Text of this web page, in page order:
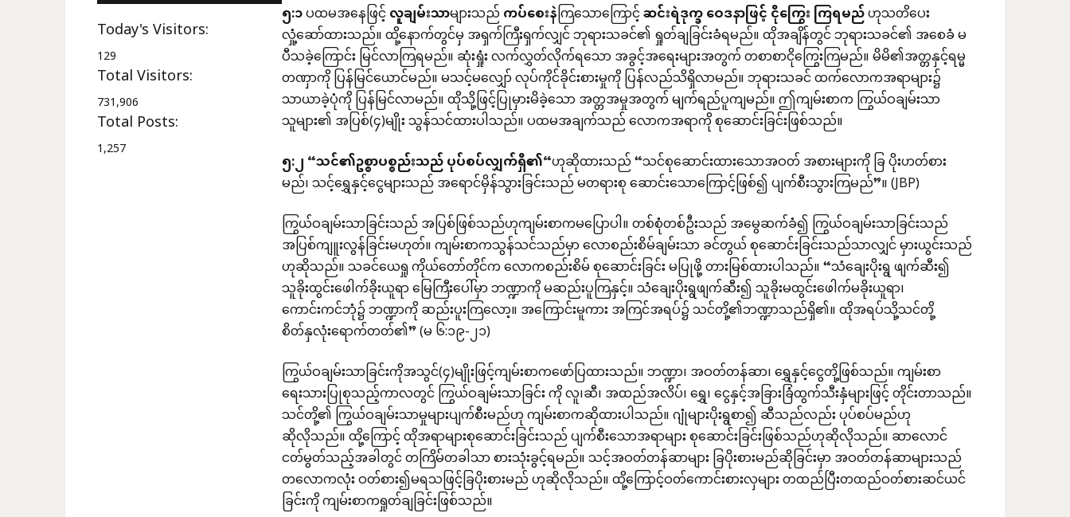
၅:၁ပထမအနေဖြင့်လူချမ်းသာများသည်ကပ်စေးနဲကြသောကြောင့်ဆင်းရဲဒုက္ခဝေဒနာဖြင့်ငိုကြွေးကြရမည်ဟုသတိပေး
လှုံ့ဆော်ထားသည်။ ထို့နောက်တွင်မှ အရှက်ကြီးရှက်လျှင် ဘုရားသခင်၏ ရှုတ်ချခြင်းခံရမည်။ ထိုအချိန်တွင် ဘုရားသခင်၏ အစေခံ မ
ပီသခဲ့ကြောင်း မြင်လာကြရမည်။ ဆုံးရှုံး လက်လွှတ်လိုက်ရသော အခွင့်အရေးများအတွက် တစာစာငိုကြွေးကြမည်။ မိမိ၏အတ္တနှင့်ရမ္မ
တဏှာကို ပြန်မြင်ယောင်မည်။ မသင့်မလျှော် လုပ်ကိုင်ခိုင်းစားမှုကို ပြန်လည်သိရှိလာမည်။ ဘုရားသခင် ထက်လောကအရာများ၌
သာယာခဲ့ပုံကို ပြန်မြင်လာမည်။ ထိုသို့ဖြင့်ပြုမှားမိခဲ့သော အတ္တအမှုအတွက် မျက်ရည်ပူကျမည်။ ဤကျမ်းစာက ကြွယ်ဝချမ်းသာ
သူများ၏ အပြစ်(၄)မျိုး သွန်သင်ထားပါသည်။ ပထမအချက်သည် လောကအရာကို စုဆောင်းခြင်းဖြစ်သည်။
၅:၂“သင်၏ဥစ္စာပစ္စည်းသည်ပုပ်စပ်လျှက်ရှိ၏“ဟုဆိုထားသည် “သင်စုဆောင်းထားသောအဝတ် အစားများကို ခြ ပိုးဟတ်စား
မည်၊ သင့်ရွှေနှင့်ငွေများသည် အရောင်မှိန်သွားခြင်းသည် မတရားစု ဆောင်းသောကြောင့်ဖြစ်၍ ပျက်စီးသွားကြမည်”။ (JBP)
ကြွယ်ဝချမ်းသာခြင်းသည် အပြစ်ဖြစ်သည်ဟုကျမ်းစာကမပြောပါ။ တစ်စုံတစ်ဦးသည် အမွေဆက်ခံ၍ ကြွယ်ဝချမ်းသာခြင်းသည်
အပြစ်ကျူးလွန်ခြင်းမဟုတ်။ ကျမ်းစာကသွန်သင်သည်မှာ လောစည်းစိမ်ချမ်းသာ ခင်တွယ် စုဆောင်းခြင်းသည်သာလျှင် မှားယွင်းသည်
ဟုဆိုသည်။ သခင်ယေရှု ကိုယ်တော်တိုင်က လောကစည်းစိမ် စုဆောင်းခြင်း မပြုဖို့ တားမြစ်ထားပါသည်။ “သံချေးပိုးရွ ဖျက်ဆီး၍
သူခိုးထွင်းဖေါက်ခိုးယူရာ မြေကြီးပေါ်မှာ ဘဏ္ဍာကို မဆည်းပူကြနှင့်။ သံချေးပိုးရွဖျက်ဆီး၍ သူခိုးမထွင်းဖေါက်မခိုးယူရာ၊
ကောင်းကင်ဘုံ၌ ဘဏ္ဍာကို ဆည်းပူးကြလော့။ အကြောင်းမူကား အကြင်အရပ်၌ သင်တို့၏ဘဏ္ဍာသည်ရှိ၏။ ထိုအရပ်သို့သင်တို့
စိတ်နှလုံးရောက်တတ်၏” (မ ၆:၁၉-၂၁)
ကြွယ်ဝချမ်းသာခြင်းကိုအသွင်(၄)မျိုးဖြင့်ကျမ်းစာကဖော်ပြထားသည်။ ဘဏ္ဍာ၊ အဝတ်တန်ဆာ၊ ရွှေနှင့်ငွေတို့ဖြစ်သည်။ ကျမ်းစာ
ရေးသားပြုစုသည့်ကာလတွင် ကြွယ်ဝချမ်းသာခြင်း ကို လူ၊ဆီ၊ အထည်အလိပ်၊ ရွှေ၊ ငွေနှင့်အခြားခြံထွက်သီးနှံများဖြင့် တိုင်းတာသည်။
သင်တို့၏ ကြွယ်ဝချမ်းသာမှုများပျက်စီးမည်ဟု ကျမ်းစာကဆိုထားပါသည်။ ဂျုံများပိုးရွစာ၍ ဆီသည်လည်း ပုပ်စပ်မည်ဟု
ဆိုလိုသည်။ ထို့ကြောင့် ထိုအရာများစုဆောင်းခြင်းသည် ပျက်စီးသောအရာများ စုဆောင်းခြင်းဖြစ်သည်ဟုဆိုလိုသည်။ ဆာ​လောင်
ငတ်မွတ်သည့်အခါတွင် တကြိမ်တခါသာ စားသုံးခွင့်ရမည်။ သင့်အဝတ်တန်ဆာများ ခြပိုးစားမည်ဆိုခြင်းမှာ အဝတ်တန်ဆာများသည်
တလောကလုံး ဝတ်စား၍မရသဖြင့်ခြပိုးစားမည် ဟုဆိုလိုသည်။ ထို့ကြောင့်ဝတ်ကောင်းစားလှများ တထည်ပြီးတထည်ဝတ်စားဆင်ယင်
ခြင်းကို ကျမ်းစာကရှုတ်ချခြင်းဖြစ်သည်။
Today's Visitors:
129
Total Visitors:
731,906
Total Posts:
1,257